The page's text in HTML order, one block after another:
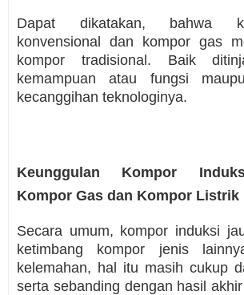
Dapat dikatakan, bahwa
konvensional dan kompor gas
kompor tradisional. Baik
kemampuan atau fungsi
kecanggihan teknologinya.
Keunggulan Kompor
Kompor Gas dan Kompor Listrik
Secara umum, kompor induksi
ketimbang kompor jenis
kelemahan, hal itu masih cukup
serta sebanding dengan hasil